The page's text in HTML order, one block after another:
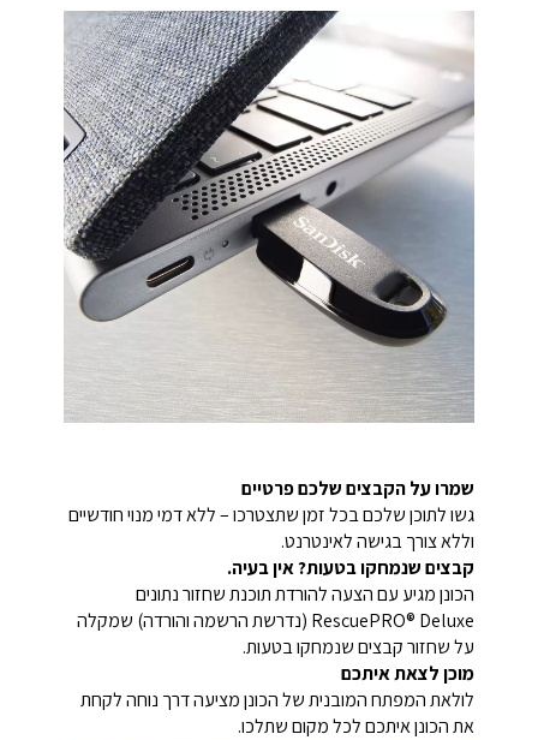
שמרו על הקבצים שלכם פרטיים
גשו לתוכן שלכם בכל זמן שתצטרכו – ללא דמי מנוי חודשיים
וללא צורך בגישה לאינטרנט.
קבצים שנמחקו בטעות? אין בעיה.
הכונן מגיע עם הצעה להורדת תוכנת שחזור נתונים
RescuePRO® Deluxe (נדרשת הרשמה והורדה) שמקלה
על שחזור קבצים שנמחקו בטעות.
מוכן לצאת איתכם
לולאת המפתח המובנית של הכונן מציעה דרך נוחה לקחת
את הכונן איתכם לכל מקום שתלכו.